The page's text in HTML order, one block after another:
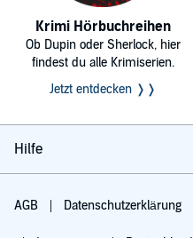
Krimi Hörbuchreihen
Ob Dupin oder Sherlock, hier
findest du alle Krimiserien.
Jetzt entdecken ❭❭
Hilfe
AGB Datenschutzerklärung